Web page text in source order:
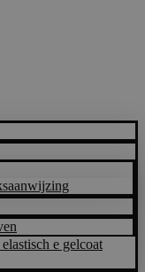
e gelcoat